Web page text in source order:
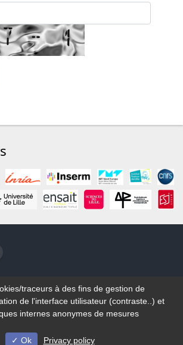
( New window)
( New window)
© Université de Lille - 2023/2026
traceurs à des fins de gestion de
de l'interface utilisateur (contraste..) et
internes anonymes de mesures
Ok
Privacy policy